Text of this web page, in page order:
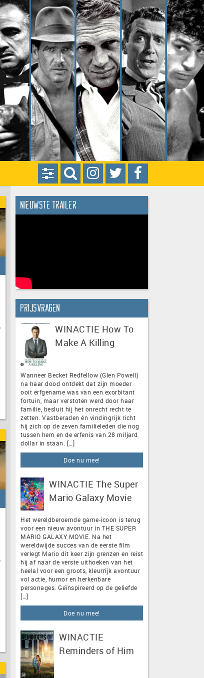
Nieuwste trailer
Prijsvragen
WINACTIE How To
Make A Killing
Wanneer Becket Redfellow (Glen Powell)
na haar dood ontdekt dat zijn moeder
ooit erfgename was van een exorbitant
fortuin, maar verstoten werd door haar
familie, besluit hij het onrecht recht te
zetten. Vastberaden én vindingrijk richt
hij zich op de zeven familieleden die nog
tussen hem en de erfenis van 28 miljard
dollar in staan. […]
Doe nu mee!
WINACTIE The Super
Mario Galaxy Movie
Het wereldberoemde game-icoon is terug
voor een nieuw avontuur in THE SUPER
MARIO GALAXY MOVIE. Na het
wereldwijde succes van de eerste film
verlegt Mario dit keer zijn grenzen en reist
hij af naar de verste uithoeken van het
heelal voor een groots, kleurrijk avontuur
vol actie, humor en herkenbare
personages. Geïnspireerd op de geliefde
[…]
Doe nu mee!
WINACTIE
Reminders of Him